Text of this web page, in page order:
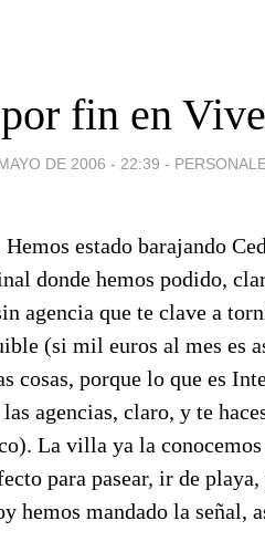
fin en
DE 2006 - 22:39 -
estado barajando
donde hemos podido,
agencia que te clave a
(si mil euros al mes es
cosas, porque lo que es
agencias, claro, y te
La villa ya la conocemos
para pasear, ir de
hemos mandado la señal,